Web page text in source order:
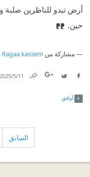
أرض تبدو للناظرين صلبة
حين.
مشاركة من Ragaa kassem
11‏/5‏/2025
أوافق
السابق